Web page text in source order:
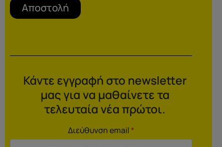
Αποστολή
Κάντε εγγραφή στο newsletter
μας για να μαθαίνετε τα
τελευταία νέα πρώτοι.
Διεύθυνση email*